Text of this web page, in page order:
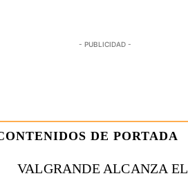
- PUBLICIDAD -
DE PORTADA
VALGRANDE ALCANZA EL